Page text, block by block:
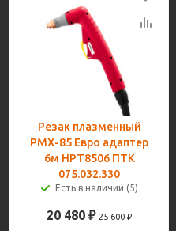
Резак плазменный
PMX-85 Евро адаптер
6м HPT8506 ПТК
075.032.330
Есть в наличии (5)
20 480 ₽ 25 600₽